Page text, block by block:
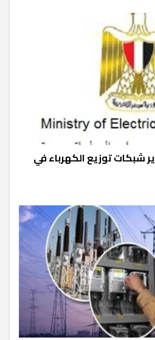
شبكات توزيع الكهرباء في